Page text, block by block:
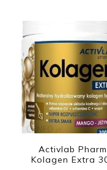
Activlab
Kolagen Extra